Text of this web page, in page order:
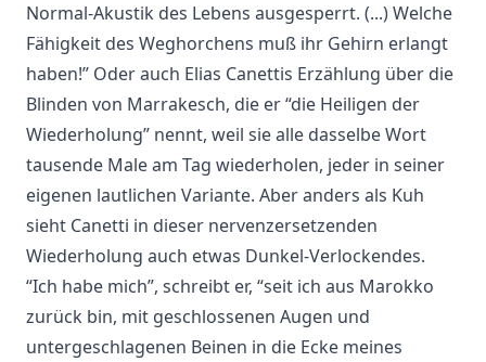
Normal-Akustik des Lebens ausgesperrt. (...) Welche
Fähigkeit des Weghorchens muß ihr Gehirn erlangt
haben!” Oder auch Elias Canettis Erzählung über die
Blinden von Marrakesch, die er “die Heiligen der
Wiederholung” nennt, weil sie alle dasselbe Wort
tausende Male am Tag wiederholen, jeder in seiner
eigenen lautlichen Variante. Aber anders als Kuh
sieht Canetti in dieser nervenzersetzenden
Wiederholung auch etwas Dunkel-Verlockendes.
“Ich habe mich”, schreibt er, “seit ich aus Marokko
zurück bin, mit geschlossenen Augen und
untergeschlagenen Beinen in die Ecke meines